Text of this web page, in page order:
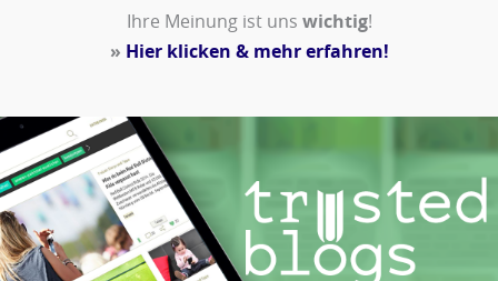
Ihre Meinung ist uns wichtig!
» Hier klicken & mehr erfahren!